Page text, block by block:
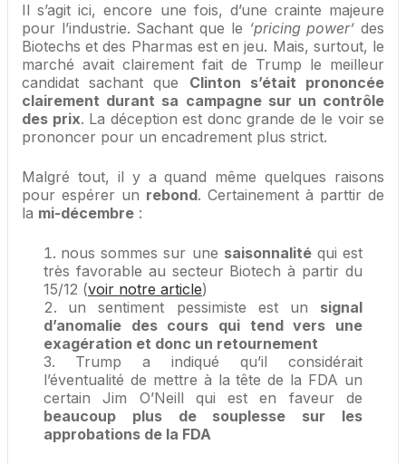
Il s’agit ici, encore une fois, d’une crainte majeure
pour l’industrie. Sachant que le ‘pricing power’ des
Biotechs et des Pharmas est en jeu. Mais, surtout, le
marché avait clairement fait de Trump le meilleur
candidat sachant que Clinton s’était prononcée
clairement durant sa campagne sur un contrôle
des prix. La déception est donc grande de le voir se
prononcer pour un encadrement plus strict.
Malgré tout, il y a quand même quelques raisons
pour espérer un rebond. Certainement à parttir de
la mi-décembre :
nous sommes sur une saisonnalitéqui est
très favorable au secteur Biotech à partir du
15/12 (voir notre article)
un sentiment pessimiste est un signal
d’anomalie des cours qui tend vers une
exagération et donc un retournement
Trump a indiqué qu’il considérait
l’éventualité de mettre à la tête de la FDA un
certain Jim O’Neill qui est en faveur de
beaucoup plus de souplesse sur les
approbations de la FDA